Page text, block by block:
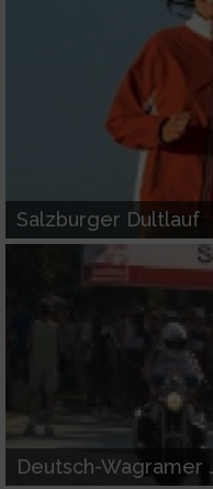
Salzburger Dultlauf
Deutsch-Wagramer